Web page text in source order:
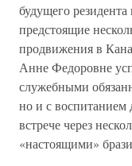
будущего
предстоящие
продвижения в
Анне Федоровне
служебными
но и с воспитанием
встрече через
«настоящими»